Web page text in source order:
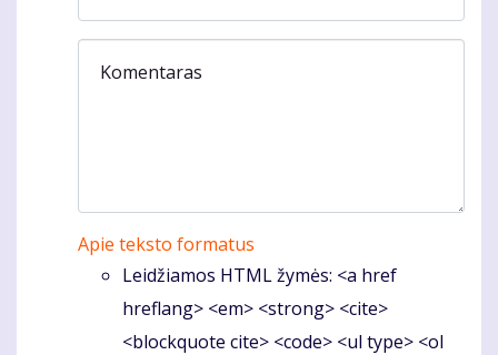
Komentaras
Apie teksto formatus
Leidžiamos HTML žymės: <a href
hreflang> <em> <strong> <cite>
<blockquote cite> <code> <ul type> <ol